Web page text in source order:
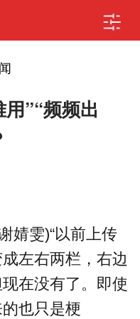
”“频频出
婧雯)“以前上传
左右两栏，右边
在没有了。即使
也只是梗